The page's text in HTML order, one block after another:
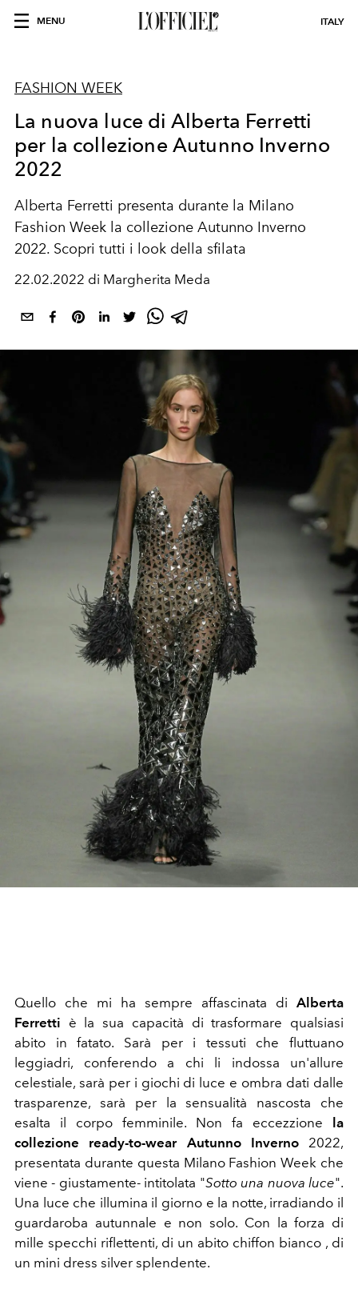
MENU ITALY
FASHION WEEK
La nuova luce di Alberta Ferretti
per la collezione Autunno Inverno
2022
Alberta Ferretti presenta durante la Milano
Fashion Week la collezione Autunno Inverno
2022. Scopri tutti i look della sfilata
22.02.2022 di Margherita Meda
Quello che mi ha sempre affascinata di Alberta
Ferretti è la sua capacità di trasformare qualsiasi
abito in fatato. Sarà per i tessuti che fluttuano
leggiadri, conferendo a chi li indossa un'allure
celestiale, sarà per i giochi di luce e ombra dati dalle
trasparenze, sarà per la sensualità nascosta che
esalta il corpo femminile. Non fa eccezzione
la
collezione ready-to-wear Autunno Inverno2022,
presentata durante questa Milano Fashion Week che
viene - giustamente- intitolata "Sotto una nuova luce".
Una luce che illumina il giorno e la notte, irradiando il
guardaroba autunnale e non solo. Con la forza di
mille specchi riflettenti, di un abito chiffon bianco , di
un mini dress silver splendente.